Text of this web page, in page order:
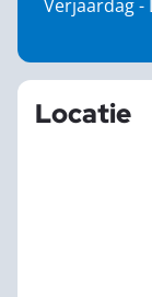
Verjaardag -
Locatie